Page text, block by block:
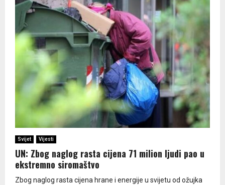
Svijet Vijesti
UN: Zbog naglog rasta cijena 71 milion ljudi pao u
ekstremno siromaštvo
Zbog naglog rasta cijena hrane i energije u svijetu od ožujka